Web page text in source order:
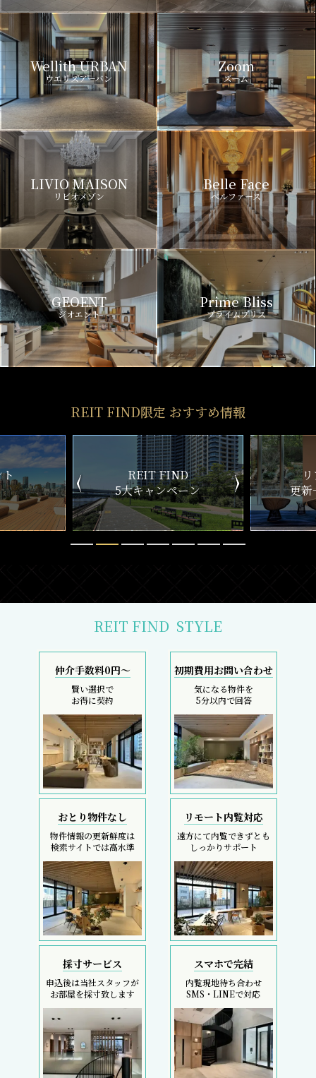
Wellith URBAN
ウエリスアーバン
Zoom
ズーム
LIVIO MAISON
リビオメゾン
Belle Face
ベルファース
GEOENT
ジオエント
Prime Bliss
プライムブリス
REIT FIND限定 おすすめ情報
ン
リアルタイム
更新一覧チェック
新
REIT FIND STYLE
仲介手数料0円～
賢い選択で
お得に契約
初期費用お問い合わせ
気になる物件を
5分以内で回答
おとり物件なし
物件情報の更新鮮度は
検索サイトでは高水準
リモート内覧対応
遠方にて内覧できずとも
しっかりサポート
採寸サービス
申込後は当社スタッフが
お部屋を採寸致します
スマホで完結
内覧現地待ち合わせ
SMS・LINEで対応